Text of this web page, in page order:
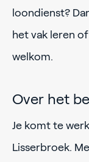
loondienst?
het vak leren
welkom.
Over het
Je komt te
Lisserbroek.